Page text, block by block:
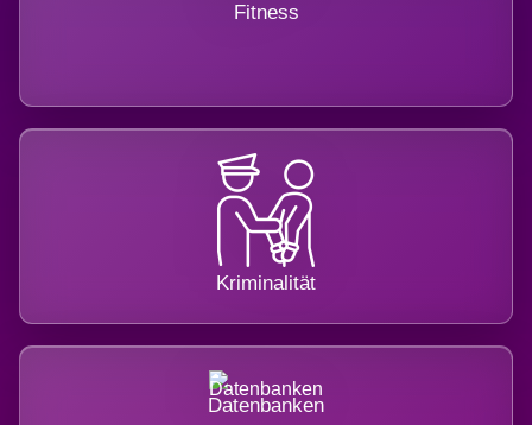
Fitness
Kriminalität
Datenbanken